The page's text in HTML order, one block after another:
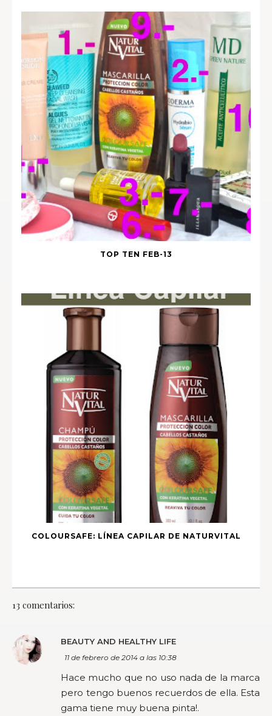
TOP TEN FEB-13
COLOURSAFE: LÍNEA CAPILAR DE NATURVITAL
13 comentarios:
BEAUTY AND HEALTHY LIFE
11 de febrero de 2014 a las 10:38
Hace mucho que no uso nada de la marca
pero tengo buenos recuerdos de ella. Esta
gama tiene muy buena pinta!.